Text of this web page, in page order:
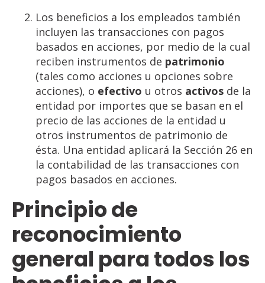
Los beneficios a los empleados también
incluyen las transacciones con pagos
basados en acciones, por medio de la cual
reciben instrumentos de patrimonio
(tales como acciones u opciones sobre
acciones), o efectivo u otros activos de la
entidad por importes que se basan en el
precio de las acciones de la entidad u
otros instrumentos de patrimonio de
ésta. Una entidad aplicará la Sección 26 en
la contabilidad de las transacciones con
pagos basados en acciones.
Principio de
reconocimiento
general para todos los